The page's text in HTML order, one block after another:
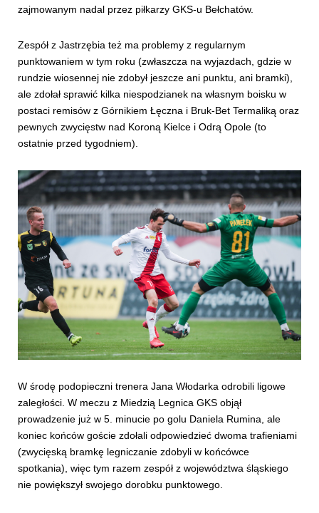
zajmowanym nadal przez piłkarzy GKS-u Bełchatów.
Zespół z Jastrzębia też ma problemy z regularnym
punktowaniem w tym roku (zwłaszcza na wyjazdach, gdzie w
rundzie wiosennej nie zdobył jeszcze ani punktu, ani bramki),
ale zdołał sprawić kilka niespodzianek na własnym boisku w
postaci remisów z Górnikiem Łęczna i Bruk-Bet Termaliką oraz
pewnych zwycięstw nad Koroną Kielce i Odrą Opole (to
ostatnie przed tygodniem).
W środę podopieczni trenera Jana Włodarka odrobili ligowe
zaległości. W meczu z Miedzią Legnica GKS objął
prowadzenie już w 5. minucie po golu Daniela Rumina, ale
koniec końców goście zdołali odpowiedzieć dwoma trafieniami
(zwycięską bramkę legniczanie zdobyli w końcówce
spotkania), więc tym razem zespół z województwa śląskiego
nie powiększył swojego dorobku punktowego.